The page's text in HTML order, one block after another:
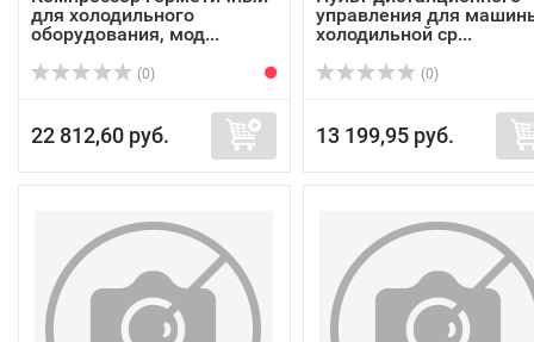
для холодильного
оборудования, мод...
(0)
22 812,60 руб.
управления для
холодильной ср...
(0)
13 199,95 руб.